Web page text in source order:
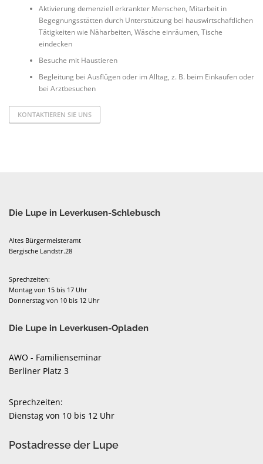
Aktivierung demenziell erkrankter Menschen, Mitarbeit in
Begegnungsstätten durch Unterstützung bei hauswirtschaftlichen
Tätigkeiten wie Näharbeiten, Wäsche einräumen, Tische
eindecken
Besuche mit Haustieren
Begleitung bei Ausflügen oder im Alltag, z. B. beim Einkaufen oder
bei Arztbesuchen
KONTAKTIEREN SIE UNS
Die Lupe in Leverkusen-Schlebusch
Altes Bürgermeisteramt
Bergische Landstr.28
Sprechzeiten:
Montag von 15 bis 17 Uhr
Donnerstag von 10 bis 12 Uhr
Die Lupe in Leverkusen-Opladen
AWO - Familienseminar
Berliner Platz 3
Sprechzeiten:
Dienstag von 10 bis 12 Uhr
Postadresse der Lupe